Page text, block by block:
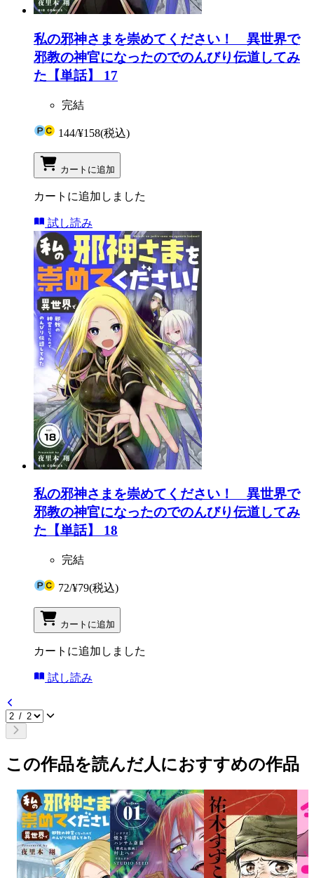
私の邪神さまを崇めてください！ 異世界で
邪教の神官になったのでのんびり伝道してみ
た【単話】 17
完結
144/¥158(税込)
カートに追加
カートに追加しました
試し読み
私の邪神さまを崇めてください！ 異世界で
邪教の神官になったのでのんびり伝道してみ
た【単話】 18
完結
72/¥79(税込)
カートに追加
カートに追加しました
試し読み
この作品を読んだ人におすすめの作品